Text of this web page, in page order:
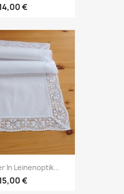
€
In Leinenoptik...
€